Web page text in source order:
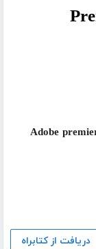
دریافت از کتابراه